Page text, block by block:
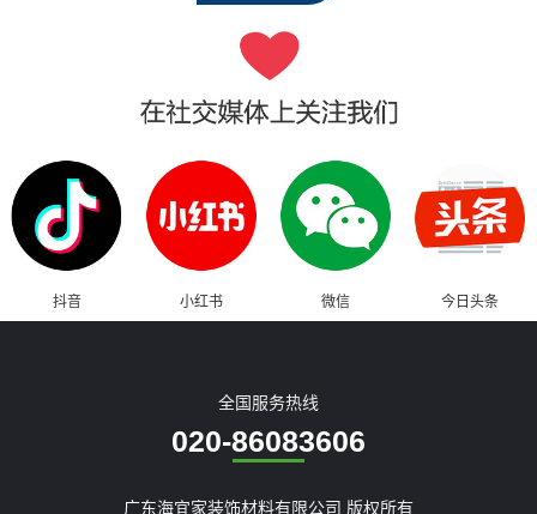
抖音 小红书 微信 今日头条
全国服务热线
020-86083606
广东海宜家装饰材料有限公司 版权所有